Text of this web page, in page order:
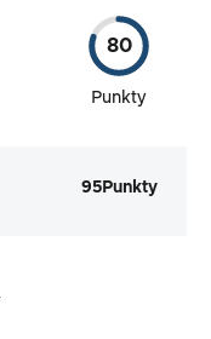
80
Punkty
95Punkty